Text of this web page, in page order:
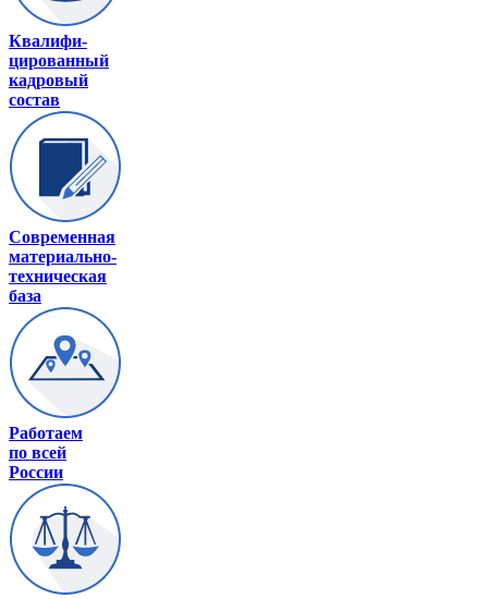
Квалифи-
цированный
кадровый
состав
Современная
материально-
техническая
база
Работаем
по всей
России